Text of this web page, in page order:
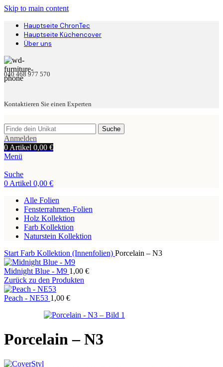
Skip to main content
Hauptseite ChronTec
Hauptseite Küchencover
Über uns
040 468 977 570
Kontaktieren Sie einen Experten
Suche
Anmelden
0 Artikel 0,00 €
Menü
Suche
0 Artikel 0,00 €
Alle Folien
Fensterrahmen-Folien
Holz Kollektion
Farb Kollektion
Naturstein Kollektion
Start Farb Kollektion (Innenfolien) Porcelain – N3
Midnight Blue - M9 1,00 €
Zurück zu den Produkten
Peach - NE53 1,00 €
Porcelain – N3